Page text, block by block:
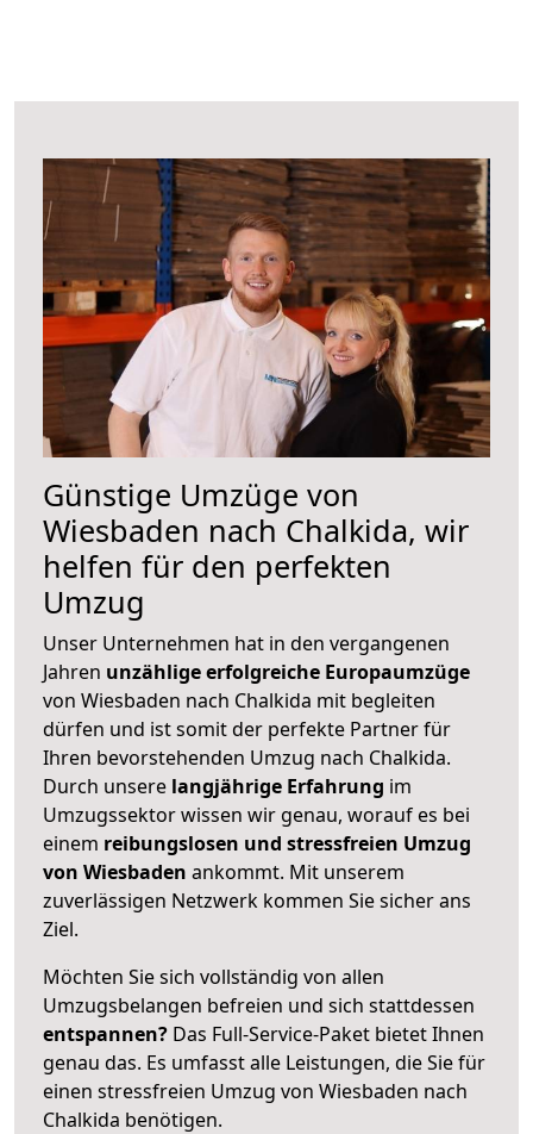
Günstige Umzüge von
Wiesbaden nach Chalkida, wir
helfen für den perfekten
Umzug
Unser Unternehmen hat in den vergangenen
Jahren unzählige erfolgreiche Europaumzüge
von Wiesbaden nach Chalkida mit begleiten
dürfen und ist somit der perfekte Partner für
Ihren bevorstehenden Umzug nach Chalkida.
Durch unsere langjährige Erfahrung im
Umzugssektor wissen wir genau, worauf es bei
einem reibungslosen und stressfreien Umzug
von Wiesbaden ankommt. Mit unserem
zuverlässigen Netzwerk kommen Sie sicher ans
Ziel.
Möchten Sie sich vollständig von allen
Umzugsbelangen befreien und sich stattdessen
entspannen? Das Full-Service-Paket bietet Ihnen
genau das. Es umfasst alle Leistungen, die Sie für
einen stressfreien Umzug von Wiesbaden nach
Chalkida benötigen.